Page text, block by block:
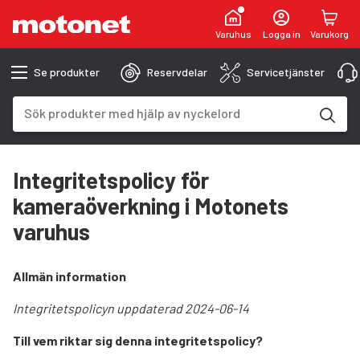
Varuhus Logga in Varukorg
Se produkter Reservdelar Servicetjänster
Integritetspolicy för
kameraöverkning i Motonets
varuhus
Allmän information
Integritetspolicyn uppdaterad 2024-06-14
Till vem riktar sig denna integritetspolicy?